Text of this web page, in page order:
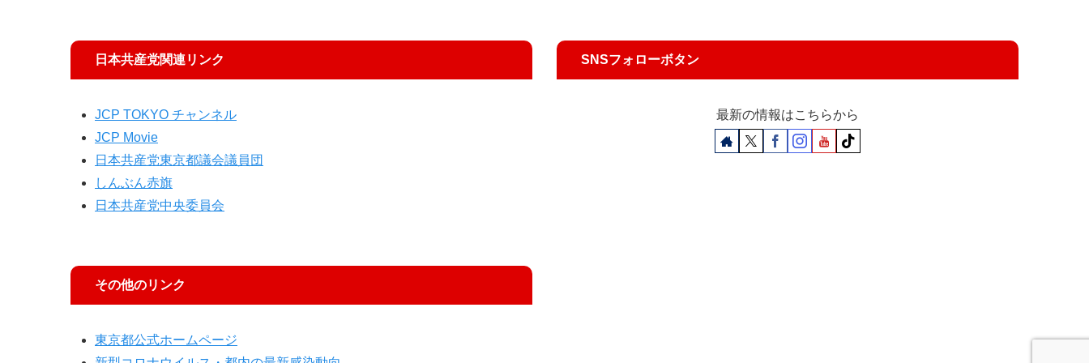
日本共産党関連リンク
JCP TOKYO チャンネル
JCP Movie
日本共産党東京都議会議員団
しんぶん赤旗
日本共産党中央委員会
その他のリンク
東京都公式ホームページ
SNSフォローボタン
最新の情報はこちらから